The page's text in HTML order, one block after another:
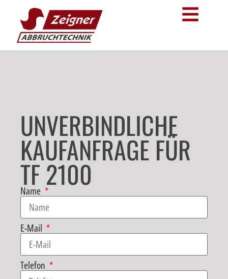
UNVERBINDLICHE
KAUFANFRAGE FÜR
TF 2100
Name
E-Mail
Telefon